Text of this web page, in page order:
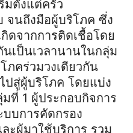
มตั้งแต่ครัว
จนถึงมือผู้บริโภค ซึ่ง
ดจากการติดเชื้อโดย
เป็นเวลานานในกลุ่ม
ภคร่วมวงเดียวกัน
ปสู่ผู้บริโภค โดยแบ่ง
ที่ 1 ผู้ประกอบกิจการ
บการคัดกรอง
ะผู้มาใช้บริการ รวม